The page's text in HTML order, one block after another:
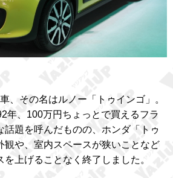
、その名はルノー「トゥインゴ」。
年、100万円ちょっとで買えるフラ
話題を呼んだものの、ホンダ「トゥ
観や、室内スペースが狭いことなど
上げることなく終了しました。